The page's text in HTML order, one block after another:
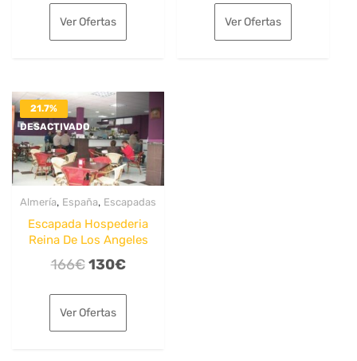
original
era: es:
Ver Ofertas
original
era: es:
Ver Ofertas
21.7%
DESACTIVADO
Almería, España, Escapadas
Escapada Hospederia
Reina De Los Angeles
166€ El
original
era:
130€El
es:
Ver Ofertas